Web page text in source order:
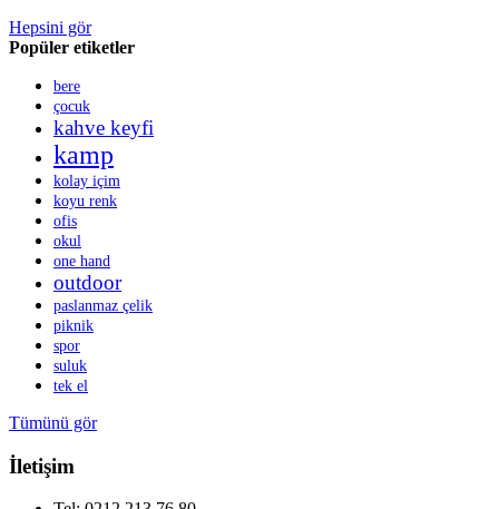
Hepsini gör
Popüler etiketler
bere
çocuk
kahve keyfi
kamp
kolay içim
koyu renk
ofis
okul
one hand
outdoor
paslanmaz çelik
piknik
spor
suluk
tek el
Tümünü gör
İletişim